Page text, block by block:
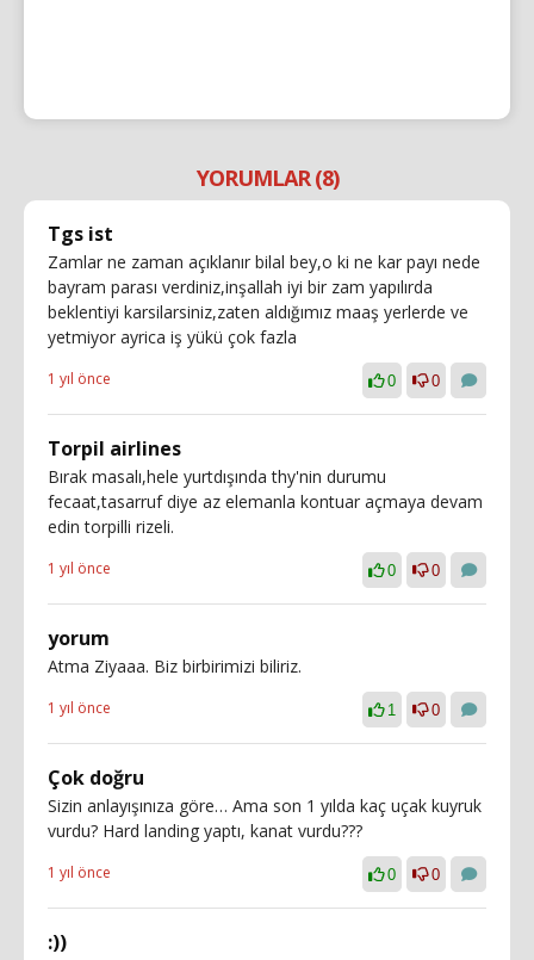
YORUMLAR (8)
Tgs ist
Zamlar ne zaman açıklanır bilal bey,o ki ne kar payı nede
bayram parası verdiniz,inşallah iyi bir zam yapılırda
beklentiyi karsilarsiniz,zaten aldığımız maaş yerlerde ve
yetmiyor ayrica iş yükü çok fazla
1 yıl önce 0 0
Torpil airlines
Bırak masalı,hele yurtdışında thy'nin durumu
fecaat,tasarruf diye az elemanla kontuar açmaya devam
edin torpilli rizeli.
1 yıl önce 0 0
yorum
Atma Ziyaaa. Biz birbirimizi biliriz.
1 yıl önce 1 0
Çok doğru
Sizin anlayışınıza göre… Ama son 1 yılda kaç uçak kuyruk
vurdu? Hard landing yaptı, kanat vurdu???
1 yıl önce 0 0
:))